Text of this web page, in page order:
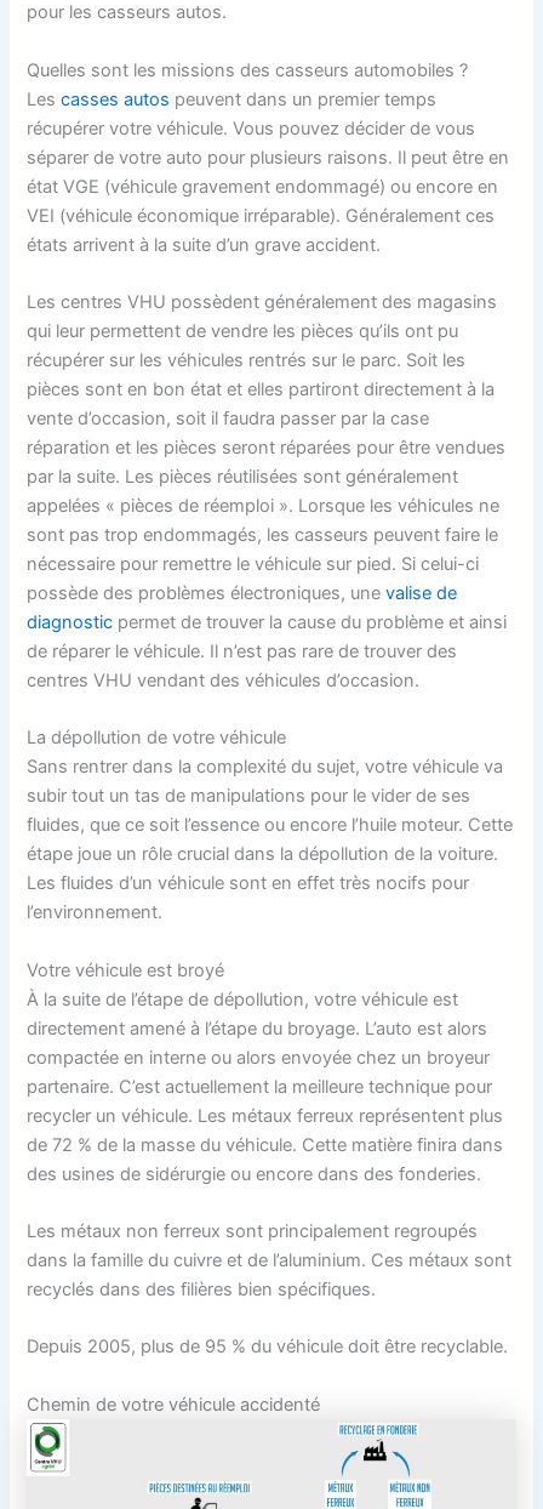
pour les casseurs autos.
Quelles sont les missions des casseurs automobiles ?
Lescasses autos peuvent dans un premier temps
récupérer votre véhicule. Vous pouvez décider de vous
séparer de votre auto pour plusieurs raisons. Il peut être en
état VGE (véhicule gravement endommagé) ou encore en
VEI (véhicule économique irréparable). Généralement ces
états arrivent à la suite d’un grave accident.
Les centres VHU possèdent généralement des magasins
qui leur permettent de vendre les pièces qu’ils ont pu
récupérer sur les véhicules rentrés sur le parc. Soit les
pièces sont en bon état et elles partiront directement à la
vente d’occasion, soit il faudra passer par la case
réparation et les pièces seront réparées pour être vendues
par la suite. Les pièces réutilisées sont généralement
appelées « pièces de réemploi ». Lorsque les véhicules ne
sont pas trop endommagés, les casseurs peuvent faire le
nécessaire pour remettre le véhicule sur pied. Si celui-ci
possède des problèmes électroniques, unevalise de
diagnostic permet de trouver la cause du problème et ainsi
de réparer le véhicule. Il n’est pas rare de trouver des
centres VHU vendant des véhicules d’occasion.
La dépollution de votre véhicule
Sans rentrer dans la complexité du sujet, votre véhicule va
subir tout un tas de manipulations pour le vider de ses
fluides, que ce soit l’essence ou encore l’huile moteur. Cette
étape joue un rôle crucial dans la dépollution de la voiture.
Les fluides d’un véhicule sont en effet très nocifs pour
l’environnement.
Votre véhicule est broyé
À la suite de l’étape de dépollution, votre véhicule est
directement amené à l’étape du broyage. L’auto est alors
compactée en interne ou alors envoyée chez un broyeur
partenaire. C’est actuellement la meilleure technique pour
recycler un véhicule. Les métaux ferreux représentent plus
de 72 % de la masse du véhicule. Cette matière finira dans
des usines de sidérurgie ou encore dans des fonderies.
Les métaux non ferreux sont principalement regroupés
dans la famille du cuivre et de l’aluminium. Ces métaux sont
recyclés dans des filières bien spécifiques.
Depuis 2005, plus de 95 % du véhicule doit être recyclable.
Chemin de votre véhicule accidenté